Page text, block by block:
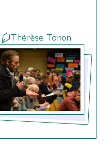
Thérèse Tonon